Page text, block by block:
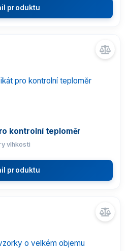
vlhkosti
produktu
kontrolní teploměr
vlhkosti
produktu